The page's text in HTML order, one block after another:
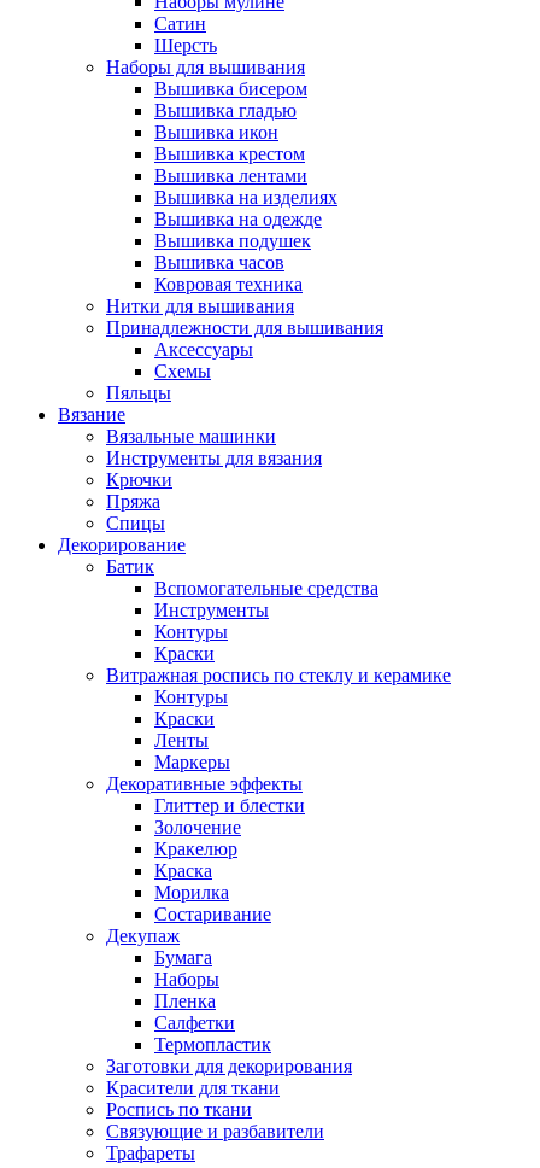
Сатин
Шерсть
Наборы для вышивания
Вышивка бисером
Вышивка гладью
Вышивка икон
Вышивка крестом
Вышивка лентами
Вышивка на изделиях
Вышивка на одежде
Вышивка подушек
Вышивка часов
Ковровая техника
Нитки для вышивания
Принадлежности для вышивания
Аксессуары
Схемы
Пяльцы
Вязание
Вязальные машинки
Инструменты для вязания
Крючки
Пряжа
Спицы
Декорирование
Батик
Вспомогательные средства
Инструменты
Контуры
Краски
Витражная роспись по стеклу и керамике
Контуры
Краски
Ленты
Маркеры
Декоративные эффекты
Глиттер и блестки
Золочение
Кракелюр
Краска
Морилка
Состаривание
Декупаж
Бумага
Наборы
Пленка
Салфетки
Термопластик
Заготовки для декорирования
Красители для ткани
Роспись по ткани
Связующие и разбавители
Трафареты